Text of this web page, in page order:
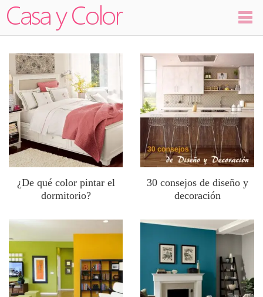
Colores
Decoración
Ambientes
Dormitorios
Visualizador
¿De qué color pintar el
dormitorio?
30 consejos de diseño y
decoración